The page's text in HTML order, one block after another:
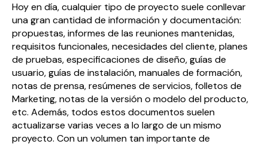
Hoy en día, cualquier tipo de proyecto suele conllevar
una gran cantidad de información y documentación:
propuestas, informes de las reuniones mantenidas,
requisitos funcionales, necesidades del cliente, planes
de pruebas, especificaciones de diseño, guías de
usuario, guías de instalación, manuales de formación,
notas de prensa, resúmenes de servicios, folletos de
Marketing, notas de la versión o modelo del producto,
etc. Además, todos estos documentos suelen
actualizarse varias veces a lo largo de un mismo
proyecto. Con un volumen tan importante de